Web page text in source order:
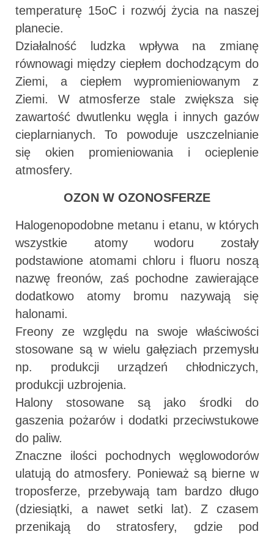
temperaturę 15oC i rozwój życia na naszej
planecie.
Działalność ludzka wpływa na zmianę
równowagi między ciepłem dochodzącym do
Ziemi, a ciepłem wypromieniowanym z
Ziemi. W atmosferze stale zwiększa się
zawartość dwutlenku węgla i innych gazów
cieplarnianych. To powoduje uszczelnianie
się okien promieniowania i ocieplenie
atmosfery.
OZON W OZONOSFERZE
Halogenopodobne metanu i etanu, w których
wszystkie atomy wodoru zostały
podstawione atomami chloru i fluoru noszą
nazwę freonów, zaś pochodne zawierające
dodatkowo atomy bromu nazywają się
halonami.
Freony ze względu na swoje właściwości
stosowane są w wielu gałęziach przemysłu
np. produkcji urządzeń chłodniczych,
produkcji uzbrojenia.
Halony stosowane są jako środki do
gaszenia pożarów i dodatki przeciwstukowe
do paliw.
Znaczne ilości pochodnych węglowodorów
ulatują do atmosfery. Ponieważ są bierne w
troposferze, przebywają tam bardzo długo
(dziesiątki, a nawet setki lat). Z czasem
przenikają do stratosfery, gdzie pod